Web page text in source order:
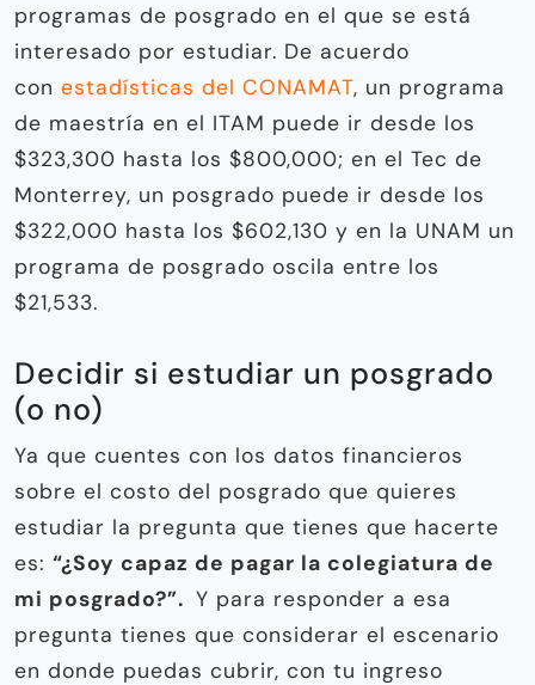
programas de posgrado en el que se está
interesado por estudiar. De acuerdo
con estadísticas del CONAMAT, un programa
de maestría en el ITAM puede ir desde los
$323,300 hasta los $800,000; en el Tec de
Monterrey, un posgrado puede ir desde los
$322,000 hasta los $602,130 y en la UNAM un
programa de posgrado oscila entre los
$21,533.
Decidir si estudiar un posgrado
(o no)
Ya que cuentes con los datos financieros
sobre el costo del posgrado que quieres
estudiar la pregunta que tienes que hacerte
es: “¿Soy capaz de pagar la colegiatura de
mi posgrado?”. Y para responder a esa
pregunta tienes que considerar el escenario
en donde puedas cubrir, con tu ingreso